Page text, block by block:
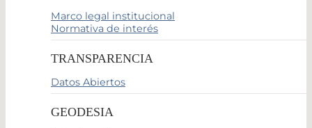
Marco legal institucional
Normativa de interés
TRANSPARENCIA
Datos Abiertos
GEODESIA